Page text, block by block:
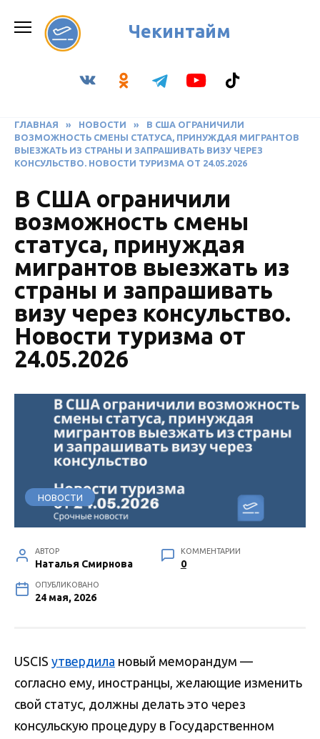
содержанию
Чекинтайм
ГЛАВНАЯ » НОВОСТИ »
В США ОГРАНИЧИЛИ
ВОЗМОЖНОСТЬ СМЕНЫ СТАТУСА, ПРИНУЖДАЯ МИГРАНТОВ
ВЫЕЗЖАТЬ ИЗ СТРАНЫ И ЗАПРАШИВАТЬ ВИЗУ ЧЕРЕЗ
КОНСУЛЬСТВО. НОВОСТИ ТУРИЗМА ОТ 24.05.2026
В США ограничили
возможность смены
статуса, принуждая
мигрантов выезжать из
страны и запрашивать
визу через консульство.
Новости туризма от
24.05.2026
НОВОСТИ
АВТОР
Наталья Смирнова
КОММЕНТАРИИ
0
ОПУБЛИКОВАНО
24 мая, 2026
USCIS утвердила новый меморандум —
согласно ему, иностранцы, желающие изменить
свой статус, должны делать это через
консульскую процедуру в Государственном